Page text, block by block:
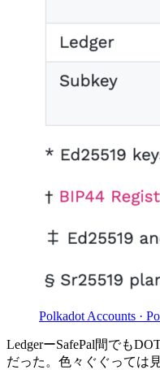
Polkadot Accounts ·
LedgerーSafePal間でも
だった。色々ぐぐっては